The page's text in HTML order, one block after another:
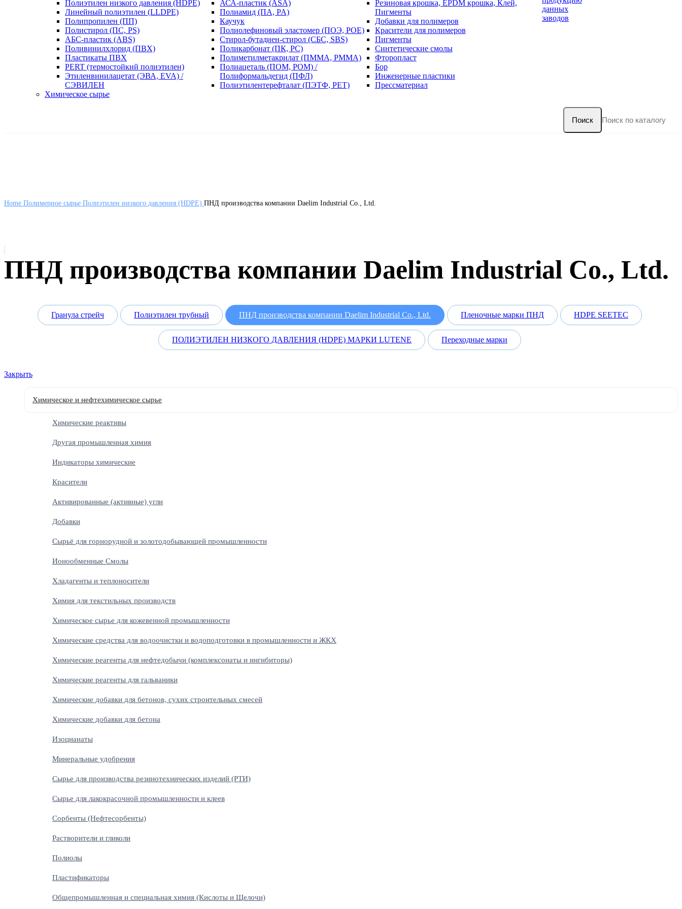
Полиэтилен низкого давления (HDPE)
Линейный полиэтилен (LLDPE)
Полипропилен (ПП)
Полистирол (ПС, PS)
АБС-пластик (ABS)
Поливинилхлорид (ПВХ)
Пластикаты ПВХ
PERT (термостойкий полиэтилен)
Этиленвинилацетат (ЭВА, EVA) /
СЭВИЛЕН
АСА-пластик (ASA)
Полиамид (ПА, PA)
Каучук
Полиолефиновый эластомер (ПОЭ, POE)
Стирол-бутадиен-стирол (СБС, SBS)
Поликарбонат (ПК, PC)
Полиметилметакрилат (ПММА, PMMA)
Полиацеталь (ПОМ, POM) /
Полиформальдегид (ПФЛ)
Полиэтилентерефталат (ПЭТФ, PET)
Резиновая крошка, EPDM крошка, Клей,
Пигменты
Добавки для полимеров
Красители для полимеров
Пигменты
Синтетические смолы
Фторопласт
Бор
Инженерные пластики
Прессматериал
Химическое сырье
данных
заводов
Поиск
Home Полимерное сырье Полиэтилен низкого давления (HDPE) ПНД производства компании Daelim Industrial Co., Ltd.
ПНД производства компании Daelim Industrial Co., Ltd.
Гранула стрейч Полиэтилен трубный ПНД производства компании Daelim Industrial Co., Ltd. Пленочные марки ПНД HDPE SEETEC
ПОЛИЭТИЛЕН НИЗКОГО ДАВЛЕНИЯ (HDPE) МАРКИ LUTENE Переходные марки
Закрыть
Химическое и нефтехимическое сырье
Химические реактивы
Другая промышленная химия
Индикаторы химические
Красители
Активированные (активные) угли
Добавки
Сырьё для горнорудной и золотодобывающей промышленности
Ионообменные Смолы
Хладагенты и теплоносители
Химия для текстильных производств
Химическое сырье для кожевенной промышленности
Химические средства для водоочистки и водоподготовки в промышленности и ЖКХ
Химические реагенты для нефтедобычи (комплексонаты и ингибиторы)
Химические реагенты для гальваники
Химические добавки для бетонов, сухих строительных смесей
Химические добавки для бетона
Изоцианаты
Минеральные удобрения
Сырье для производства резинотехнических изделий (РТИ)
Сырье для лакокрасочной промышленности и клеев
Сорбенты (Нефтесорбенты)
Растворители и гликоли
Полиолы
Пластификаторы
Общепромышленная и специальная химия (Кислоты и Щелочи)